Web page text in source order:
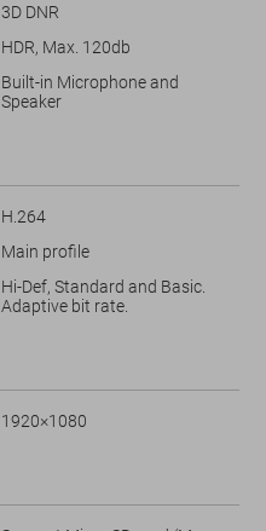
3D DNR
HDR, Max. 120db
Built-in Microphone and
Speaker
H.264
Main profile
Hi-Def, Standard and Basic.
Adaptive bit rate.
1920×1080